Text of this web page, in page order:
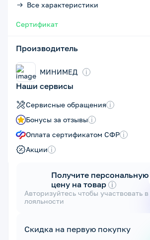
Все характеристики
Сертификат
Производитель
МИНИМЕД i
Наши сервисы
Сервисные обращения i
Бонусы за отзывы i
Оплата сертификатом СФР i
Акции i
Получите персональную
цену на товар i
Авторизуйтесь чтобы участвовать
лояльности
Скидка на первую покупку